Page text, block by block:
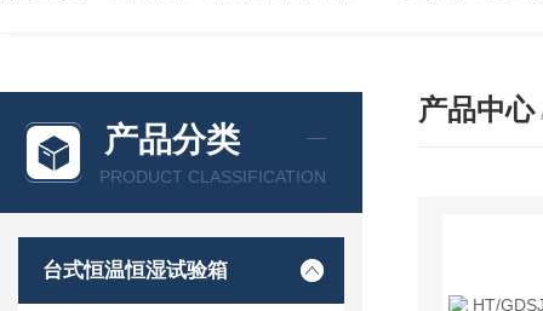
产品分类
PRODUCT CLASSIFICATION
台式恒温恒湿试验箱
产品中心